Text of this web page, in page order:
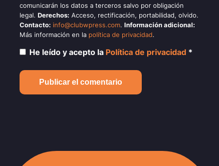
comunicarán los datos a terceros salvo por obligación
legal. Derechos: Acceso, rectificación, portabilidad, olvido.
Contacto: info@clubwpress.com. Información adicional:
Más información en la política de privacidad.
He leído y acepto la Política de privacidad *